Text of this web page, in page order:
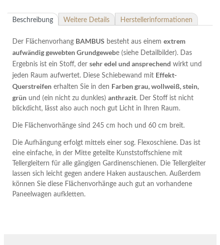
Beschreibung Weitere Details Herstellerinformationen
Der Flächenvorhang BAMBUS besteht aus einem extrem
aufwändig gewebten Grundgewebe (siehe Detailbilder). Das
Ergebnis ist ein Stoff, der sehr edel und ansprechend wirkt und
jeden Raum aufwertet. Diese Schiebewand mit Effekt-
Querstreifen erhalten Sie in den Farben grau, wollweiß, stein,
grün und (ein nicht zu dunkles) anthrazit. Der Stoff ist nicht
blickdicht, lässt also auch noch gut Licht in Ihren Raum.
Die Flächenvorhänge sind 245 cm hoch und 60 cm breit.
Die Aufhängung erfolgt mittels einer sog. Flexoschiene. Das ist
eine einfache, in der Mitte geteilte Kunststoffschiene mit
Tellergleitern für alle gängigen Gardinenschienen. Die Tellergleiter
lassen sich leicht gegen andere Haken austauschen. Außerdem
können Sie diese Flächenvorhänge auch gut an vorhandene
Paneelwagen aufkletten.